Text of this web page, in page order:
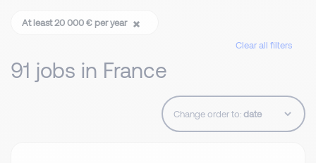
At least 20 000 € per year
Clear all filters
91 jobs in France
Change order to: